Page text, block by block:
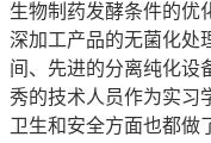
生物制药发酵条件的优
深加工产品的无菌化处
间、先进的分离纯化设
秀的技术人员作为实习
卫生和安全方面也都做